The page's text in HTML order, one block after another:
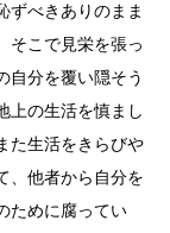
ずべきありのまま
そこで見栄を張っ
自分を覆い隠そう
上の生活を慎まし
た生活をきらびや
、他者から自分を
ために腐ってい